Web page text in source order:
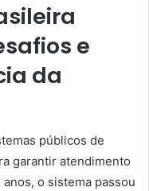
e
da
públicos de
garantir atendimento
o sistema passou